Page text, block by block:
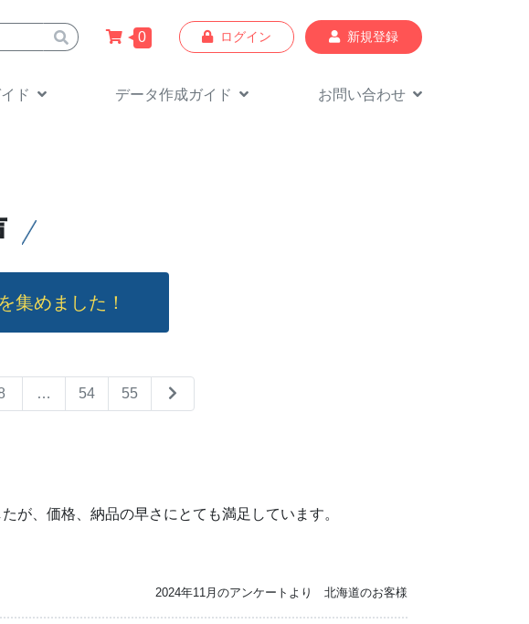
0 ログイン 新規登録
ド データ作成ガイド お問い合わせ
集めました！
… 54 55
が、価格、納品の早さにとても満足しています。
2024年11月のアンケートより 北海道のお客様